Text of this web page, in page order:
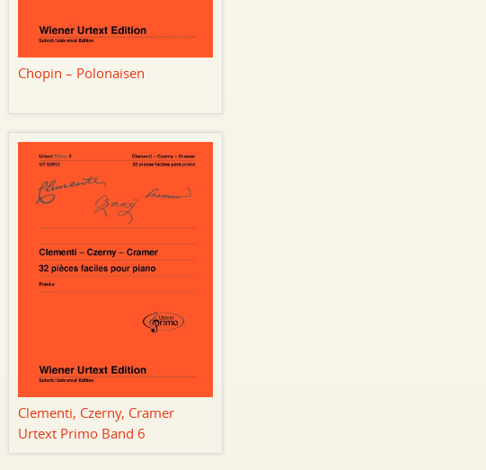
Chopin – Polonaisen
Clementi, Czerny, Cramer
Urtext Primo Band 6